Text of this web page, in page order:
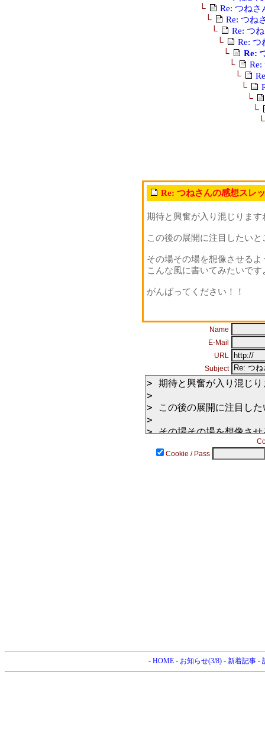
└
Re: つねさ
└
Re: つね
└
Re: つ
└
Re: つ
└
Re:
└
Re:
└
└
└
└
Re: つねさんの感想スレ
期待と興奮が入り混じります
この後の展開に注目したいと
その場その場を想像させる
こんな風に書いてみたいです
がんばってください！！
Name
E-Mail
URL
Subject
Cookie / Pass
- HOME- お知らせ(3/8)- 新着記事-